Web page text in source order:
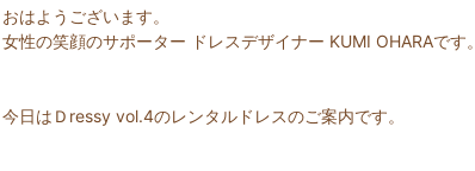
おはようございます。
女性の笑顔のサポーター ドレスデザイナー KUMI OHARAです。
今日はＤressy vol.4のレンタルドレスのご案内です。